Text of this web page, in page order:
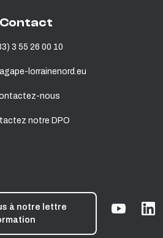
Contact
3 55 26 00 10
lorrainenord.eu
nous
notre DPO
à notre lettre